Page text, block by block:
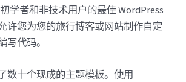
学者和非技术用户的最佳 WordPress
许您为您的旅行博客或网站制作自定
写代码。
数十个现成的主题模板。使用